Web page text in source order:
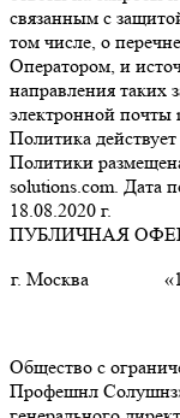
связанным с
том числе, о
Оператором, и
направления таких
электронной почты
Политика
Политики
solutions.com. Дата
18.08.2020 г.
ПУБЛИЧНАЯ
г. Москва
Общество с
Профешнл